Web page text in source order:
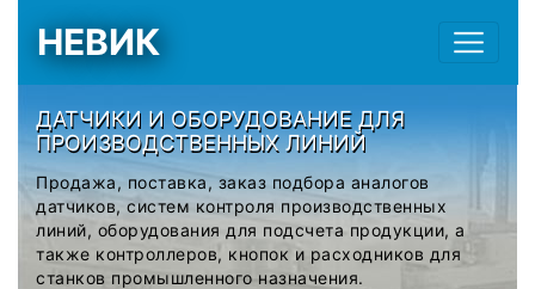
НЕВИК
ДАТЧИКИ И ОБОРУДОВАНИЕ ДЛЯ
ПРОИЗВОДСТВЕННЫХ ЛИНИЙ
Продажа, поставка, заказ подбора аналогов
датчиков, систем контроля производственных
линий, оборудования для подсчета продукции, а
также контроллеров, кнопок и расходников для
станков промышленного назначения.